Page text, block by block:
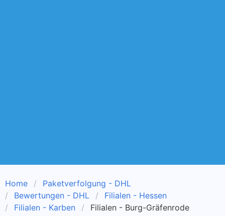
Home
Paketverfolgung - DHL
Bewertungen - DHL
Filialen - Hessen
Filialen - Karben
Filialen - Burg-Gräfenrode